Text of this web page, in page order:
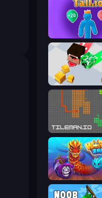
Tall.io
Gold Rush Arena
TileMan.io
Worms.Zone